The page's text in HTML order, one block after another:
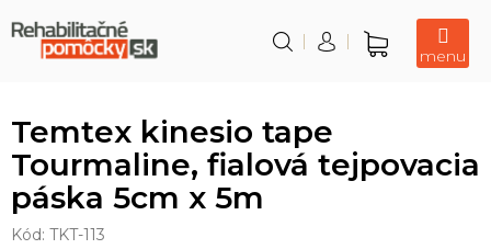
na
obsah
Nákupný
Temtex kinesio tape
Tourmaline, fialová tejpovacia
páska 5cm x 5m
Kód: TKT-113